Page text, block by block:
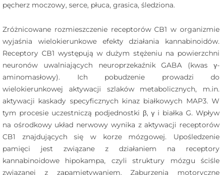
pęcherz moczowy, serce, płuca, grasica, śledziona.
Zróżnicowane rozmieszczenie receptorów CB1 w organizmie
wyjaśnia wielokierunkowe efekty działania kannabinoidów.
Receptory CB1 występują w dużym stężeniu na powierzchni
neuronów uwalniających neuroprzekaźnik GABA (kwas γ-
aminomasłowy). Ich pobudzenie prowadzi do
wielokierunkowej aktywacji szlaków metabolicznych, m.in.
aktywacji kaskady specyficznych kinaz białkowych MAP3. W
tym procesie uczestniczą podjednostki β, γ i białka G. Wpływ
na ośrodkowy układ nerwowy wynika z aktywacji receptorów
CB1 znajdujących się w korze mózgowej. Upośledzenie
pamięci jest związane z działaniem na receptory
kannabinoidowe hipokampa, czyli struktury mózgu ściśle
związanej z zapamiętywaniem. Zaburzenia motoryczne